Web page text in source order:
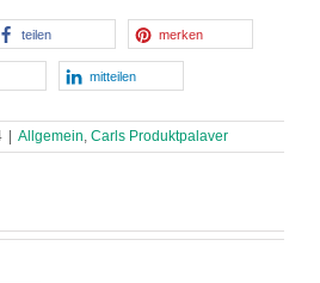
teilen merken
mitteilen
| Allgemein Carls Produktpalaver